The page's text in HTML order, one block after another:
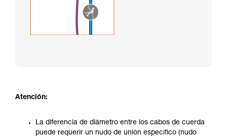
Atención:
La diferencia de diámetro entre los cabos de cuerda
puede requerir un nudo de unión específico (nudo